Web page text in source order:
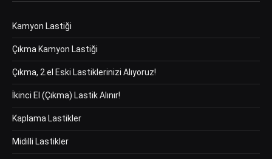
Kamyon Lastiği
Çıkma Kamyon Lastiği
Çıkma, 2.el Eski Lastiklerinizi Alıyoruz!
İkinci El (Çıkma) Lastik Alınır!
Kaplama Lastikler
Midilli Lastikler